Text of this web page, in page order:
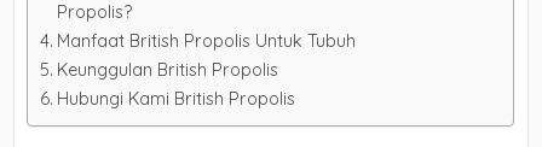
Propolis?
Manfaat British Propolis Untuk Tubuh
Keunggulan British Propolis
Hubungi Kami British Propolis